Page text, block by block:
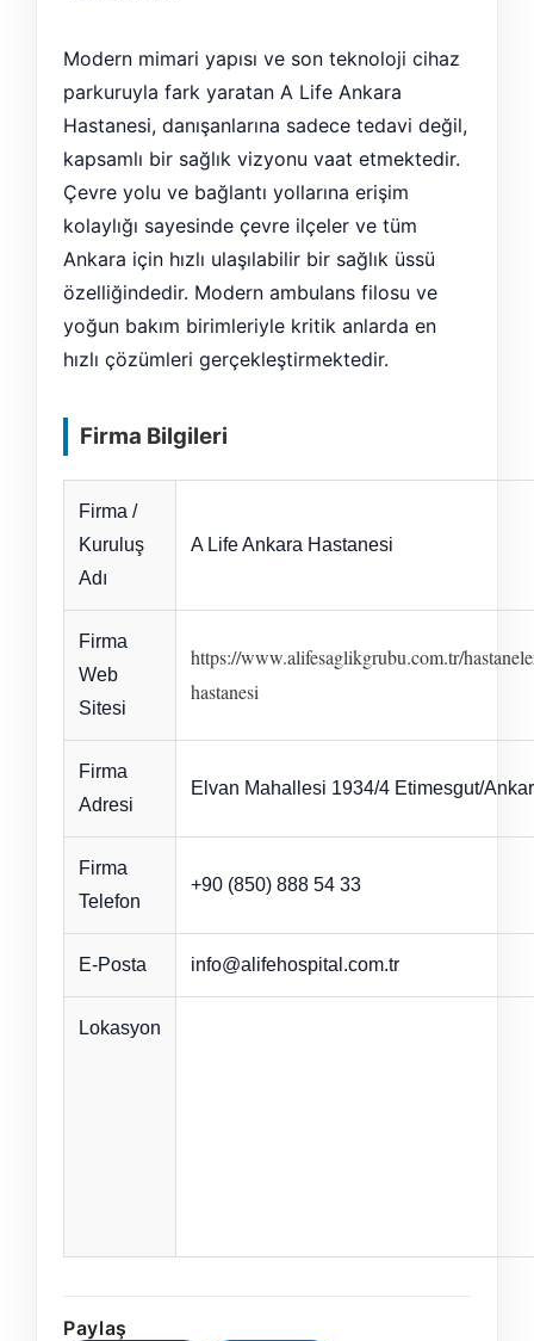
Modern mimari yapısı ve son teknoloji cihaz
parkuruyla fark yaratan A Life Ankara
Hastanesi, danışanlarına sadece tedavi değil,
kapsamlı bir sağlık vizyonu vaat etmektedir.
Çevre yolu ve bağlantı yollarına erişim
kolaylığı sayesinde çevre ilçeler ve tüm
Ankara için hızlı ulaşılabilir bir sağlık üssü
özelliğindedir. Modern ambulans filosu ve
yoğun bakım birimleriyle kritik anlarda en
hızlı çözümleri gerçekleştirmektedir.
Firma Bilgileri
Firma /
Kuruluş
Adı
A Life Ankara Hastanesi
Firma
Web
Sitesi
https://www.alifesaglikgrubu.com.tr/
hastanesi
Firma
Adresi
Elvan Mahallesi 1934/4 Etimesgut/
Firma
Telefon
+90 (850) 888 54 33
E-Posta info@alifehospital.com.tr
Lokasyon
Paylaş